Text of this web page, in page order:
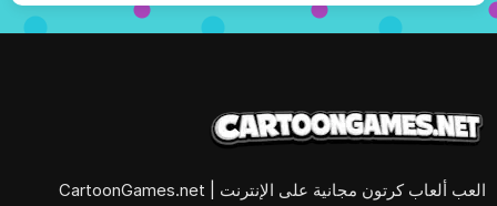
العب ألعاب كرتون مجانية على الإنترنت | CartoonGames.net